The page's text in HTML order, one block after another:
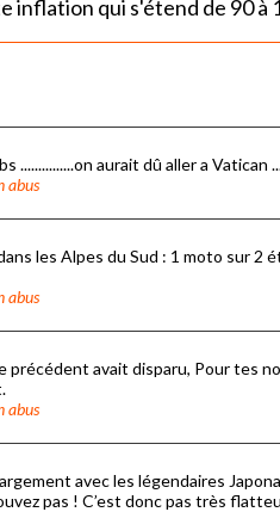
inflation qui s'étend de 90 à
aurait dû aller a Vatican
abus
les Alpes du Sud : 1 moto sur 2
abus
précédent avait disparu, Pour tes
abus
avec les légendaires
pas ! C’est donc pas très